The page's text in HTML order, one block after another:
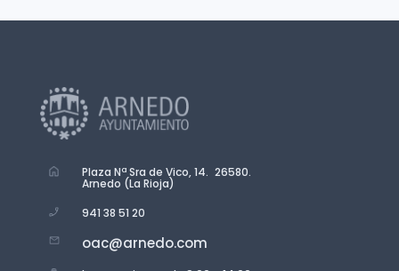
Plaza Nª Sra de Vico, 14. 26580.
Arnedo (La Rioja)
941 38 51 20
oac@arnedo.com